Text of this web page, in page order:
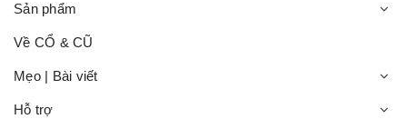
Sản phẩm
Về CỔ & CŨ
Mẹo | Bài viết
Hỗ trợ